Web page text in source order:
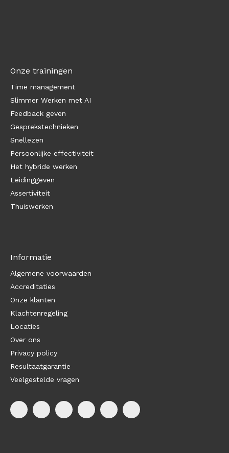
Onze trainingen
Time management
Slimmer Werken met AI
Feedback geven
Gesprekstechnieken
Snellezen
Persoonlijke effectiviteit
Het hybride werken
Leidinggeven
Assertiviteit
Thuiswerken
Informatie
Algemene voorwaarden
Accreditaties
Onze klanten
Klachtenregeling
Locaties
Over ons
Privacy policy
Resultaatgarantie
Veelgestelde vragen